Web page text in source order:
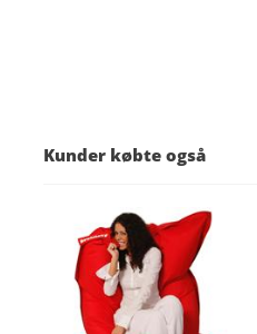
Kunder købte også